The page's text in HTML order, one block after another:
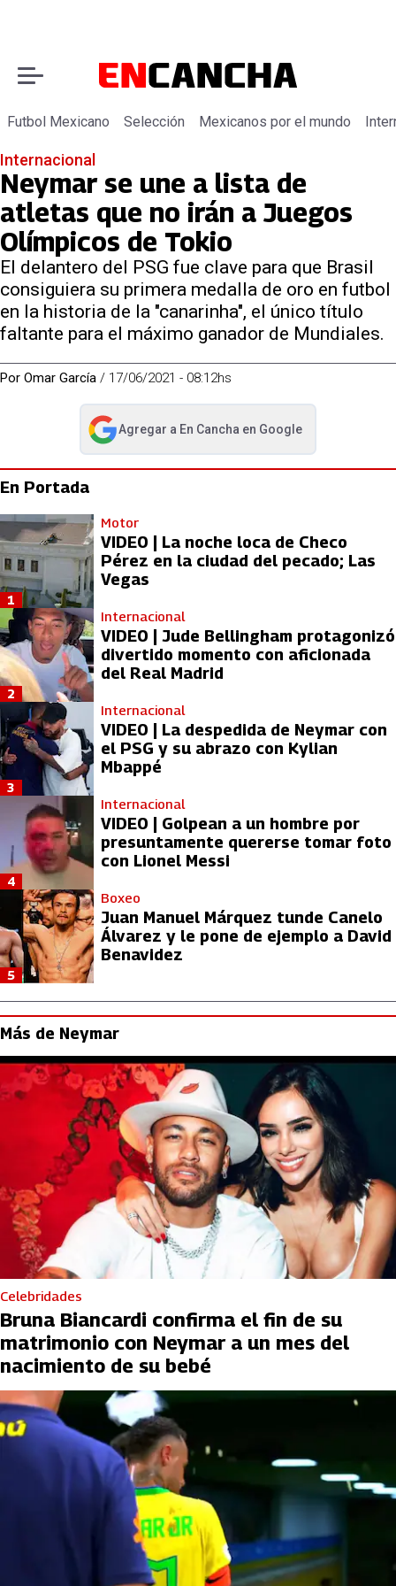
Futbol Mexicano Selección Mexicanos por el mundo
Internacional
Neymar se une a lista de
atletas que no irán a Juegos
Olímpicos de Tokio
El delantero del PSG fue clave para que Brasil
consiguiera su primera medalla de oro en futbol
en la historia de la "canarinha", el único título
faltante para el máximo ganador de Mundiales.
Por Omar García / 17/06/2021 - 08:12hs
Agregar a En Cancha en Google
abre en nueva pestaña
En Portada
Motor
VIDEO | La noche loca de Checo
Pérez en la ciudad del pecado; Las
Vegas
1
Internacional
VIDEO | Jude Bellingham protagonizó
divertido momento con aficionada
del Real Madrid
2
Internacional
VIDEO | La despedida de Neymar con
el PSG y su abrazo con Kylian
Mbappé
3
Internacional
VIDEO | Golpean a un hombre por
presuntamente quererse tomar foto
con Lionel Messi
4
Boxeo
Juan Manuel Márquez tunde Canelo
Álvarez y le pone de ejemplo a David
Benavidez
5
Más de Neymar
Celebridades
Bruna Biancardi confirma el fin de su
matrimonio con Neymar a un mes del
nacimiento de su bebé